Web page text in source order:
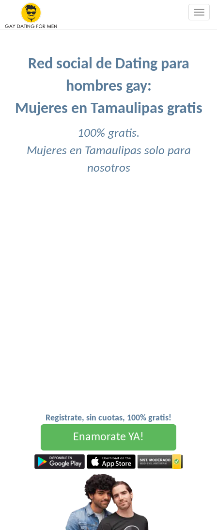
Red social de Dating para
hombres gay:
Mujeres en Tamaulipas gratis
100% gratis.
Mujeres en Tamaulipas solo para
nosotros
Registrate, sin cuotas, 100% gratis!
Enamorate YA!